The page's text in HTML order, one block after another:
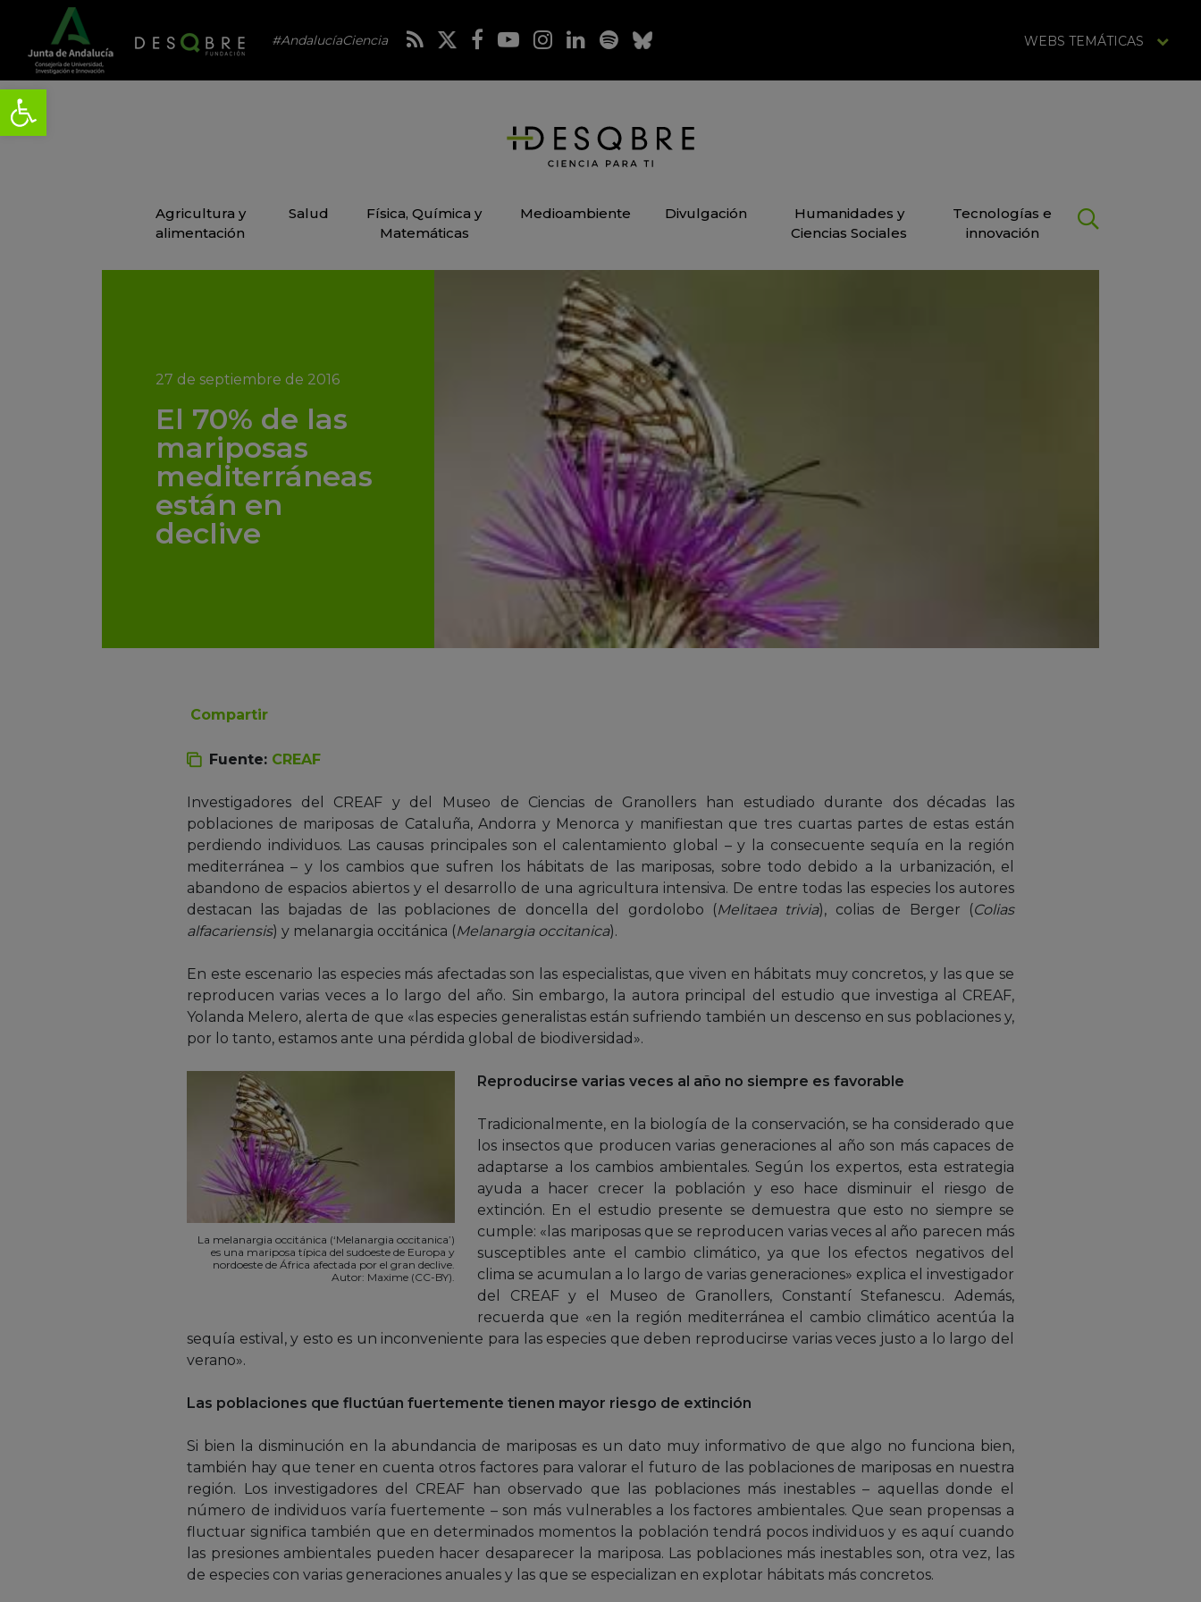
#AndalucíaCiencia WEBS TEMÁTICAS
Agricultura y
alimentación
Salud
Física, Química y
Matemáticas
Medioambiente Divulgación
Humanidades y
Ciencias Sociales
Tecnologías e
innovación
27 de septiembre de 2016
El 70% de las
mariposas
mediterráneas
están en
declive
Compartir
Fuente: CREAF
Investigadores del CREAF y del Museo de Ciencias de Granollers han estudiado durante dos décadas las
poblaciones de mariposas de Cataluña, Andorra y Menorca y manifiestan que tres cuartas partes de estas están
perdiendo individuos. Las causas principales son el calentamiento global – y la consecuente sequía en la región
mediterránea – y los cambios que sufren los hábitats de las mariposas, sobre todo debido a la urbanización, el
abandono de espacios abiertos y el desarrollo de una agricultura intensiva. De entre todas las especies los autores
destacan las bajadas de las poblaciones de doncella del gordolobo (Melitaea trivia), colias de Berger (Colias
alfacariensis) y melanargia occitánica (Melanargia occitanica).
En este escenario las especies más afectadas son las especialistas, que viven en hábitats muy concretos, y las que se
reproducen varias veces a lo largo del año. Sin embargo, la autora principal del estudio que investiga al CREAF,
Yolanda Melero, alerta de que «las especies generalistas están sufriendo también un descenso en sus poblaciones y,
por lo tanto, estamos ante una pérdida global de biodiversidad».
La melanargia occitánica (‘Melanargia occitanica’)
es una mariposa típica del sudoeste de Europa y
nordoeste de África afectada por el gran declive.
Autor: Maxime (CC-BY).
Reproducirse varias veces al año no siempre es favorable
Tradicionalmente, en la biología de la conservación, se ha considerado que
los insectos que producen varias generaciones al año son más capaces de
adaptarse a los cambios ambientales. Según los expertos, esta estrategia
ayuda a hacer crecer la población y eso hace disminuir el riesgo de
extinción. En el estudio presente se demuestra que esto no siempre se
cumple: «las mariposas que se reproducen varias veces al año parecen más
susceptibles ante el cambio climático, ya que los efectos negativos del
clima se acumulan a lo largo de varias generaciones» explica el investigador
del CREAF y el Museo de Granollers, Constantí Stefanescu. Además,
recuerda que «en la región mediterránea el cambio climático acentúa la
sequía estival, y esto es un inconveniente para las especies que deben reproducirse varias veces justo a lo largo del
verano».
Las poblaciones que fluctúan fuertemente tienen mayor riesgo de extinción
Si bien la disminución en la abundancia de mariposas es un dato muy informativo de que algo no funciona bien,
también hay que tener en cuenta otros factores para valorar el futuro de las poblaciones de mariposas en nuestra
región. Los investigadores del CREAF han observado que las poblaciones más inestables – aquellas donde el
número de individuos varía fuertemente – son más vulnerables a los factores ambientales. Que sean propensas a
fluctuar significa también que en determinados momentos la población tendrá pocos individuos y es aquí cuando
las presiones ambientales pueden hacer desaparecer la mariposa. Las poblaciones más inestables son, otra vez, las
de especies con varias generaciones anuales y las que se especializan en explotar hábitats más concretos.